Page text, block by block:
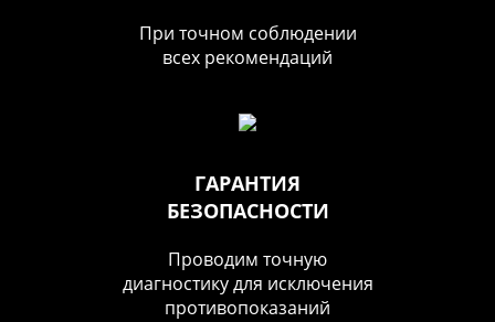
При точном соблюдении
всех рекомендаций
ГАРАНТИЯ
БЕЗОПАСНОСТИ
Проводим точную
диагностику для исключения
противопоказаний